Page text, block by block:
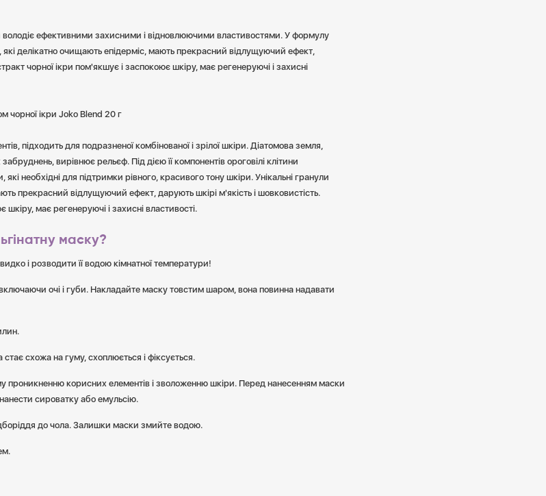
володіє ефективними захисними і відновлюючими властивостями. У формулу
делікатно очищають епідерміс, мають прекрасний відлущуючий ефект,
чорної ікри пом'якшує і заспокоює шкіру, має регенеруючі і захисні
чорної ікри Joko Blend 20 г
підходить для подразненої комбінованої і зрілої шкіри. Діатомова земля,
вирівнює рельєф. Під дією її компонентів ороговілі клітини
необхідні для підтримки рівного, красивого тону шкіри. Унікальні гранули
прекрасний відлущуючий ефект, дарують шкірі м'якість і шовковистість.
має регенеруючі і захисні властивості.
маску?
і розводити її водою кімнатної температури!
очі і губи. Накладайте маску товстим шаром, вона повинна надавати
схожа на гуму, схоплюється і фіксується.
проникненню корисних елементів і зволоженню шкіри. Перед нанесенням маски
сироватку або емульсію.
до чола. Залишки маски змийте водою.